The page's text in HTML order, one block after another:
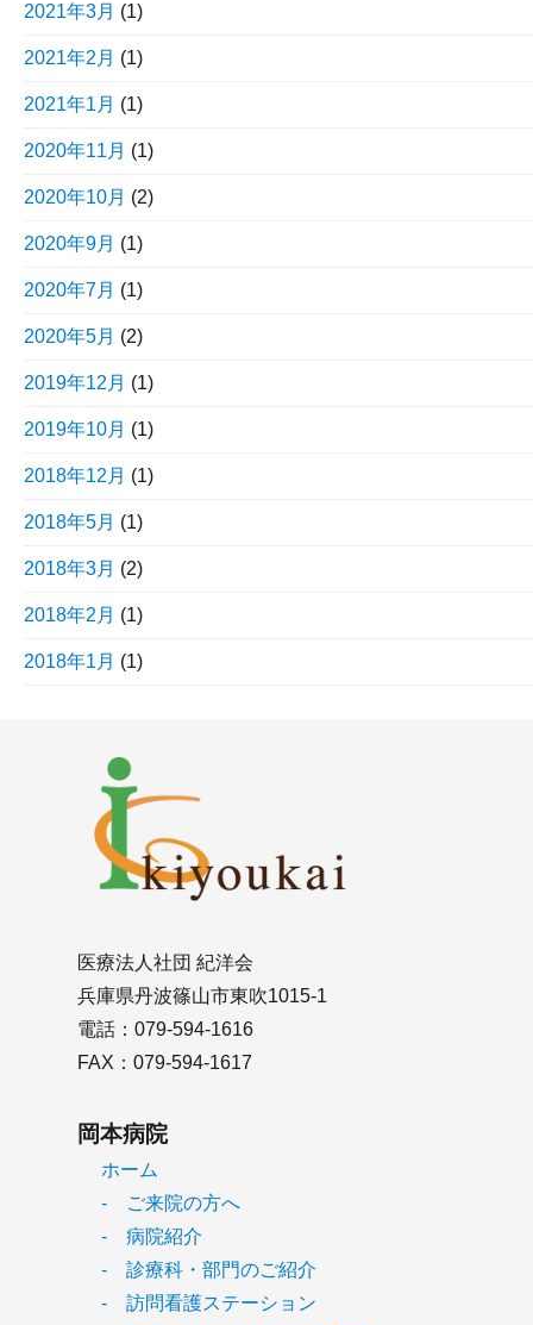
2021年3月 (1)
2021年2月 (1)
2021年1月 (1)
2020年11月 (1)
2020年10月 (2)
2020年9月 (1)
2020年7月 (1)
2020年5月 (2)
2019年12月 (1)
2019年10月 (1)
2018年12月 (1)
2018年5月 (1)
2018年3月 (2)
2018年2月 (1)
2018年1月 (1)
医療法人社団 紀洋会
兵庫県丹波篠山市東吹1015-1
電話：079-594-1616
FAX：079-594-1617
岡本病院
ホーム
- ご来院の方へ
- 病院紹介
- 診療科・部門のご紹介
- 訪問看護ステーション